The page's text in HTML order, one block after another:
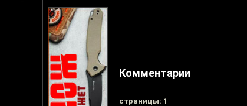
Комментарии
cтраницы: 1